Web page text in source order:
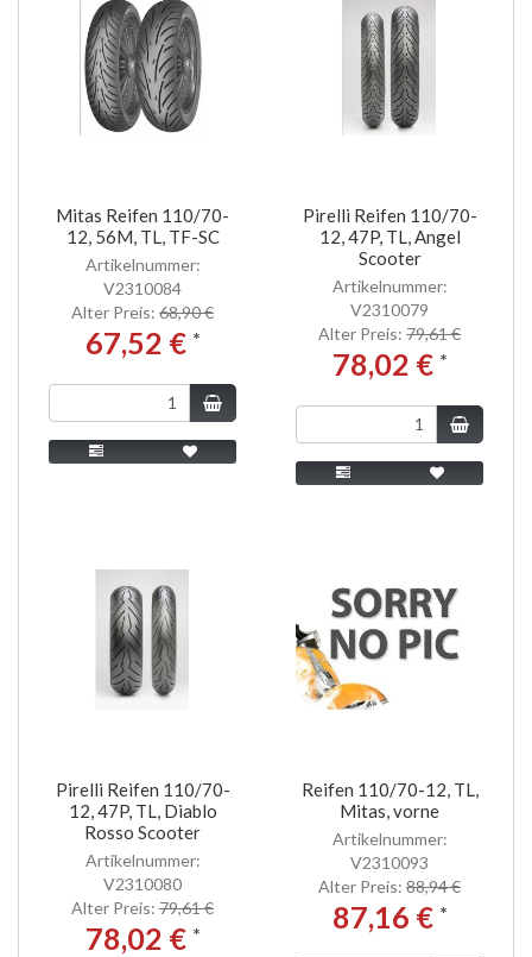
Mitas Reifen 110/70-
12, 56M, TL, TF-SC
Artikelnummer:
V2310084
Alter Preis: 68,90 €
67,52 € *
Pirelli Reifen 110/70-
12, 47P, TL, Angel
Scooter
Artikelnummer:
V2310079
Alter Preis: 79,61 €
78,02 € *
Pirelli Reifen 110/70-
12, 47P, TL, Diablo
Rosso Scooter
Artikelnummer:
V2310080
Alter Preis: 79,61 €
78,02 € *
Reifen 110/70-12, TL,
Mitas, vorne
Artikelnummer:
V2310093
Alter Preis: 88,94 €
87,16 € *